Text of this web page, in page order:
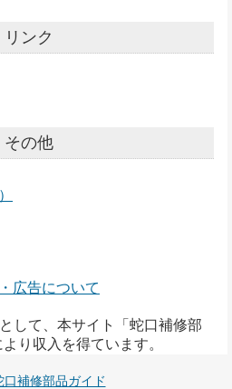
リンク
その他
広告について
して、本サイト「蛇口補修部
り収入を得ています。
口補修部品ガイド